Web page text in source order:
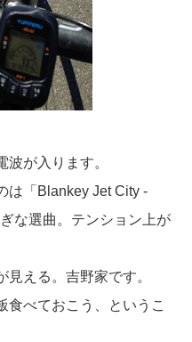
が入ります。
は「Blankey Jet City -
な選曲。テンション上が
える。吉野家です。
食べておこう、というこ